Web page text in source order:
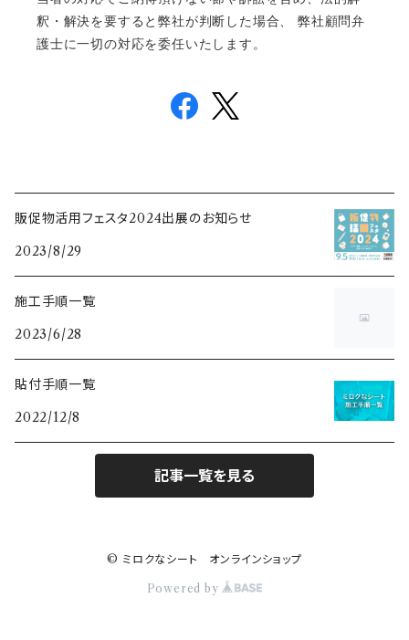
釈・解決を要すると弊社が判断した場合、 弊社顧問弁
護士に一切の対応を委任いたします。
販促物活用フェスタ2024出展のお知らせ
2023/8/29
施工手順一覧
2023/6/28
貼付手順一覧
2022/12/8
記事一覧を見る
© ミロクなシート オンラインショップ
Powered by